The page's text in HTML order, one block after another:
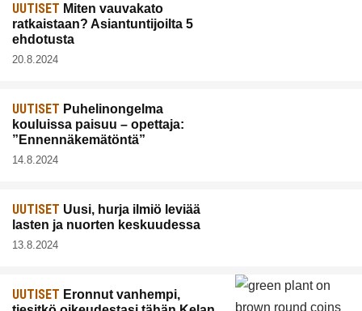
UUTISET Miten vauvakato
ratkaistaan? Asiantuntijoilta 5
ehdotusta
20.8.2024
UUTISET Puhelinongelma
kouluissa paisuu – opettaja:
”Ennennäkemätöntä”
14.8.2024
UUTISET Uusi, hurja ilmiö leviää
lasten ja nuorten keskuudessa
13.8.2024
UUTISET Eronnut vanhempi,